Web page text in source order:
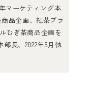
マーケティング本
品企画、紅茶ブラ
むぎ茶商品企画を
長、2022年5月執